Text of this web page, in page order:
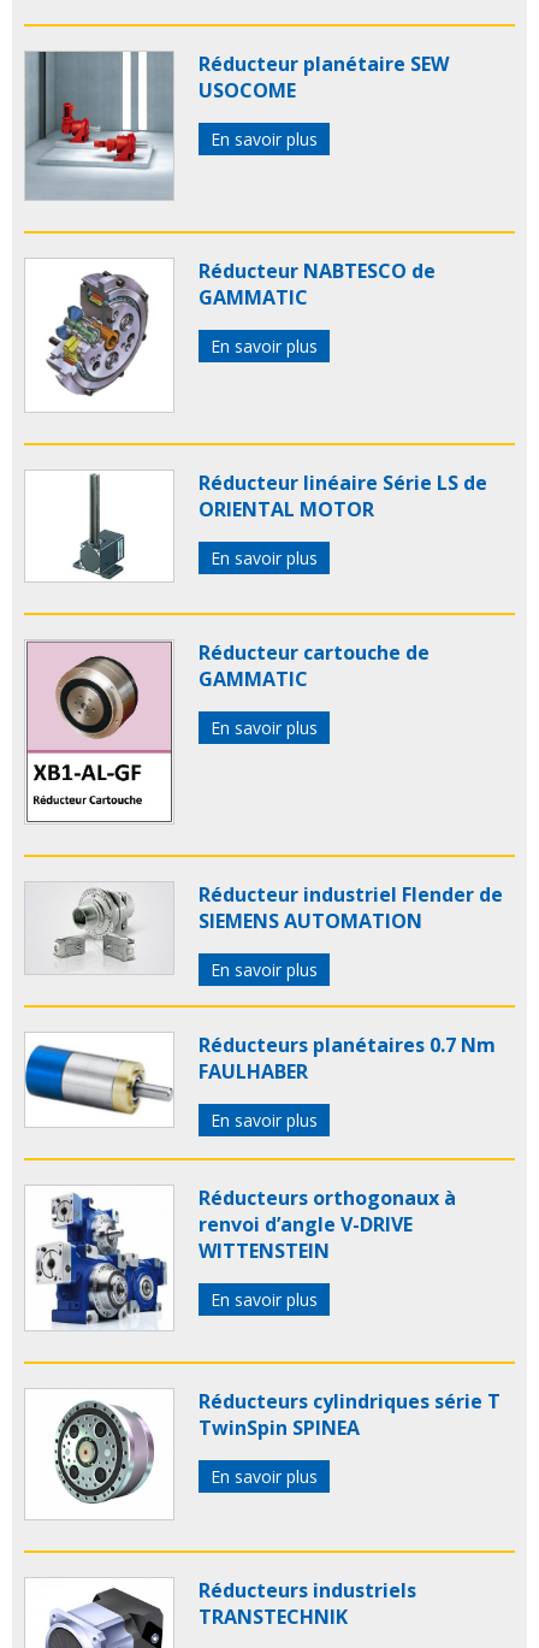
Réducteur planétaire SEW
USOCOME
En savoir plus
Réducteur NABTESCO de
GAMMATIC
En savoir plus
Réducteur linéaire Série LS de
ORIENTAL MOTOR
En savoir plus
Réducteur cartouche de
GAMMATIC
En savoir plus
Réducteur industriel Flender de
SIEMENS AUTOMATION
En savoir plus
Réducteurs planétaires 0.7 Nm
FAULHABER
En savoir plus
Réducteurs orthogonaux à
renvoi d’angle V-DRIVE
WITTENSTEIN
En savoir plus
Réducteurs cylindriques série T
TwinSpin SPINEA
En savoir plus
Réducteurs industriels
TRANSTECHNIK